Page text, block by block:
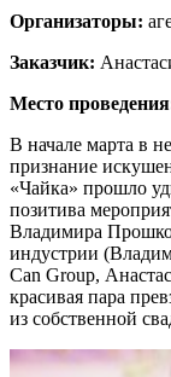
Организаторы:
Заказчик:
Место
В начале марта в
признание
«Чайка» прошло
позитива
Владимира
индустрии
Can Group,
красивая пара
из собственной